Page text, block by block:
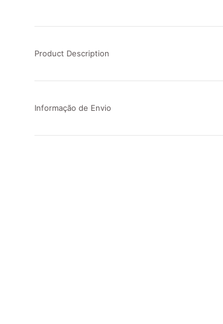
Product Description
Informação de Envio